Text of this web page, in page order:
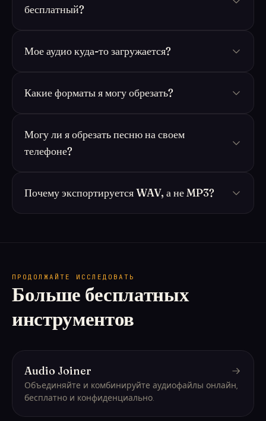
бесплатный?
Мое аудио куда-то загружается?
Какие форматы я могу обрезать?
Могу ли я обрезать песню на своем
телефоне?
Почему экспортируется WAV, а не MP3?
ПРОДОЛЖАЙТЕ ИССЛЕДОВАТЬ
Больше бесплатных
инструментов
Audio Joiner
Объединяйте и комбинируйте аудиофайлы онлайн,
бесплатно и конфиденциально.